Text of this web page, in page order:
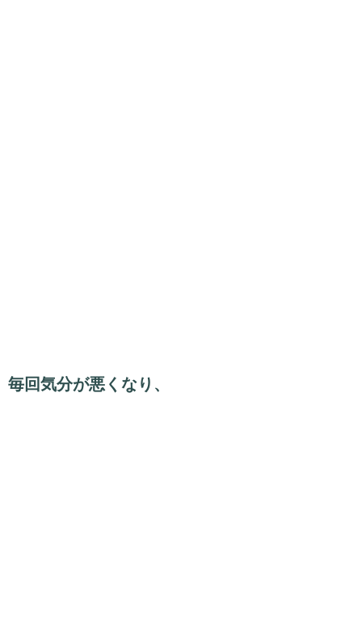
毎回気分が悪くなり、